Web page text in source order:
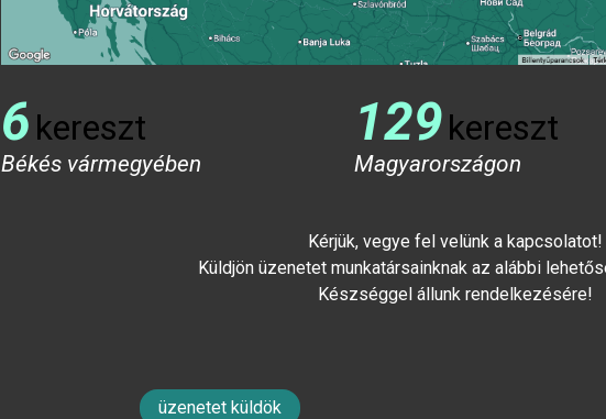
6 kereszt
Békés vármegyében
129kereszt
Magyarországon
Kérjük, vegye fel velünk a kapcsolatot!
Küldjön üzenetet munkatársainknak az alábbi
Készséggel állunk rendelkezésére!
üzenetet küldök